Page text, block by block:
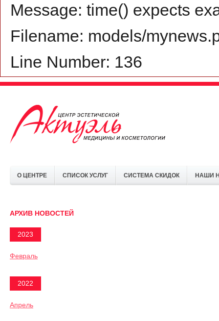
Message: time() expects
Filename: models/
Line Number: 136
О ЦЕНТРЕ СПИСОК УСЛУГ СИСТЕМА СКИДОК НАШИ
АРХИВ НОВОСТЕЙ
2023
Февраль
2022
Апрель